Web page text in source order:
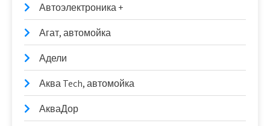
Автоэлектроника +
Агат, автомойка
Адели
Аква Tech, автомойка
АкваДор